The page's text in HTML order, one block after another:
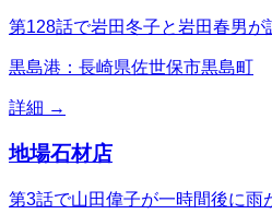
第128話で岩田冬子と岩田春男が
黒島港：長崎県佐世保市黒島町
詳細 →
地場石材店
第3話で山田偉子が一時間後に雨